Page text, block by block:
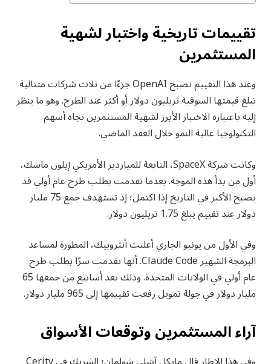
تقييمات تاريخية واختبار لشهية
المستثمرين
وعند هذا التقييم تصبح OpenAI جزءًا من ثلاث شركات متتالية
تبلغ قيمتها السوقية تريليون دولار أو أكثر عند الطرح. وهو ما ينظر
إليه باعتباره الاختبار الأبرز لشهية المستثمرين تجاه أسهم
التكنولوجيا عالية النمو خلال العقد الماضي.
وكانت شركة SpaceX، التابعة للمياردير الأمريكي إيلون ماسك،
أول من بدأ هذه الموجة. بعدما تقدمت بطلب طرح عام أولي قد
يصبح الأكبر في التاريخ إذا اكتمل؛ إذ تستهدف جمع 75 مليار
دولار عند تقييم يبلغ 1.75 تريليون دولار.
وفي الأول من يونيو الجاري أعلنت أنثروبيك، المطورة لمساعد
البرمجة الشهير Claude Code. أنها تقدمت سرًا بطلب طرح
عام أولي في الولايات المتحدة. وذلك بعد أسابيع من جمعها 65
مليار دولار في جولة تمويل رفعت تقييمها إلى 965 مليار دولار.
آراء المستثمرين وتوقعات الأسواق